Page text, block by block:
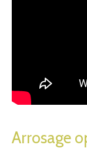
Arrosage